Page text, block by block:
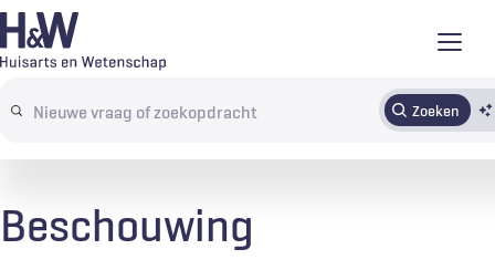
Overslaan
en
de Search
terms
Zoeken
AbonnerenTijdschrift Inloggen
Beschouwing